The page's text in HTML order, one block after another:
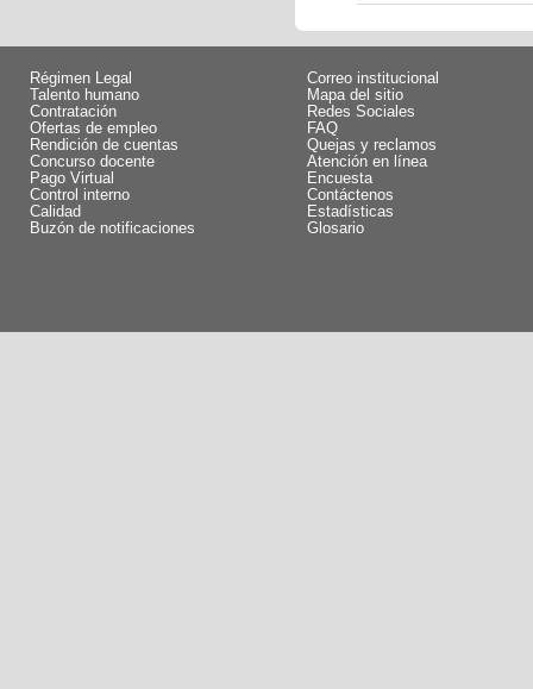
Régimen Legal
Talento humano
Contratación
Ofertas de empleo
Rendición de cuentas
Concurso docente
Pago Virtual
Control interno
Calidad
Buzón de notificaciones
Correo institucional
Mapa del sitio
Redes Sociales
FAQ
Quejas y reclamos
Atención en línea
Encuesta
Contáctenos
Estadísticas
Glosario